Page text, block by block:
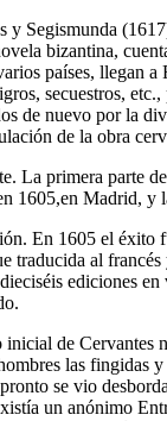
y Segismunda
bizantina,
países, llegan
secuestros,
de nuevo por la
de la obra
La primera parte
1605,en Madrid, y
En 1605 el éxito
traducida al
ediciones
de Cervantes
las fingidas
se vio
un anónimo